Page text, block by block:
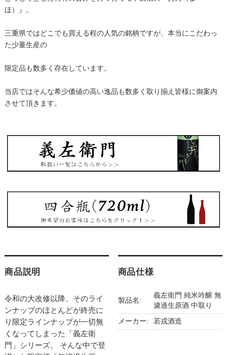
ほ）』。
三重県ではどこでも買える程の人気の銘柄ですが、本当にこだわっ
た少量生産の
限定品も数多く存在しています。
当店ではそんな希少価値の高い逸品も数多く取り揃え皆様に御案内
させて頂きます。
商品説明
令和の大改修以降、そのライ
ンナップのほとんどが終売に
り限定ラインナップが一切無
くなってしまった「義左衛
門」シリーズ。 そんな中で登
商品仕様
製品名:
義左衛門 純米吟醸 無
濾過生原酒 中取り
メーカー: 若戎酒造